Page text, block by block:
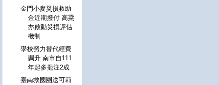
金門小麥災損救助
金近期撥付 高粱
亦啟動災損評估
機制
學校勞力替代經費
調升 南市自111
年起多挹注2成
臺南救國團送可莉